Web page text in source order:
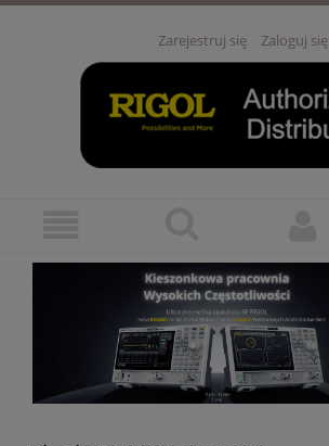
Zarejestruj się Zaloguj się